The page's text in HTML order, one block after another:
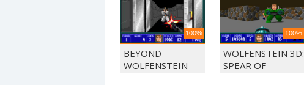
100%
BEYOND
WOLFENSTEIN
100%
WOLFENSTEIN 3D:
SPEAR OF